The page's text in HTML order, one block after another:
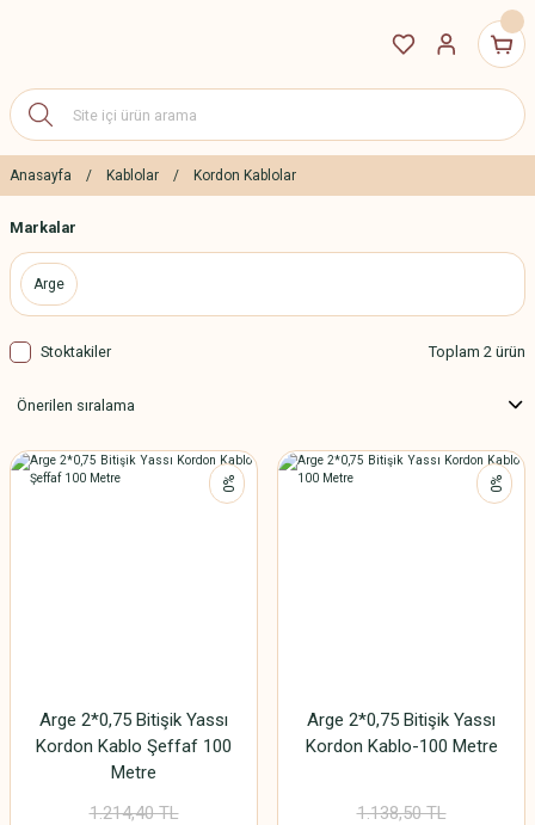
Anasayfa Kablolar Kordon Kablolar
Markalar
Arge
Stoktakiler Toplam 2 ürün
%0
Arge 2*0,75 Bitişik Yassı
Kordon Kablo Şeffaf 100
Metre
1.214,40 TL
%0
Arge 2*0,75 Bitişik Yassı
Kordon Kablo-100 Metre
1.138,50 TL